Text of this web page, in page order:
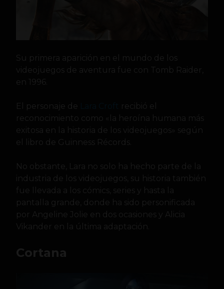
Su primera aparición en el mundo de los
videojuegos de aventura fue con Tomb Raider,
en 1996.
El personaje de
recibió el
reconocimiento como «la heroína humana más
exitosa en la historia de los videojuegos» según
el libro de Guinness Récords.
No obstante, Lara no solo ha hecho parte de la
industria de los videojuegos, su historia también
fue llevada a los cómics, series y hasta la
pantalla grande, donde ha sido personificada
por Angeline Jolie en dos ocasiones y Alicia
Vikander en la última adaptación.
Cortana